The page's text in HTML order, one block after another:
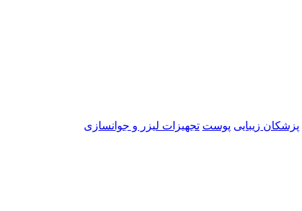
پزشکان زیبایی پوست تجهیزات لیزر و جوانسازی